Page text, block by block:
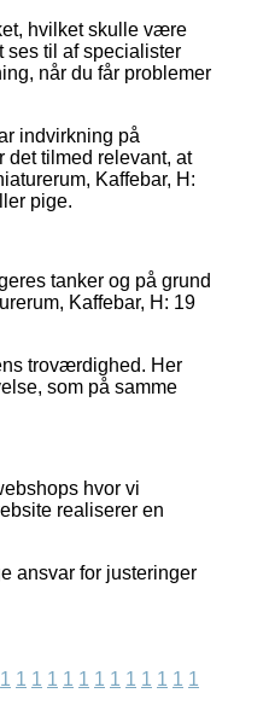
hvilket skulle være
ses til af specialister
når du får problemer
indvirkning på
det tilmed relevant, at
Kaffebar, H:
pige.
tanker og på grund
Kaffebar, H: 19
troværdighed. Her
som på samme
hvor vi
realiserer en
ansvar for justeringer
1 1 1 1 1 1 1 1 1 1 1 1 1